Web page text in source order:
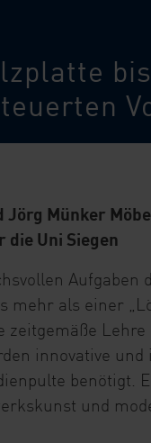
Jörg Münker
Uni Siegen
Aufgaben
mehr als einer
zeitgemäße Lehre
innovative und
benötigt.
und